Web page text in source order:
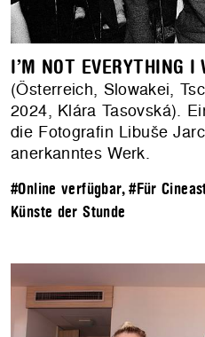
I’M NOT EVERYTHING I
(Österreich, Slowakei,
2024, Klára Tasovská).
die Fotografin Libuše
anerkanntes Werk.
#Online verfügbar,#Für
Künste der Stunde